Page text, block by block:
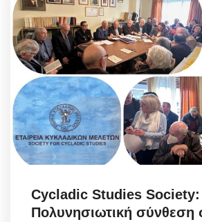
Sustainability
Health
In Pictures
Science & Tech
Σεβασμιώτατος Δωρόθεος Β’
Cycladic Studies Society:
Πολυνησιωτική σύνθεση